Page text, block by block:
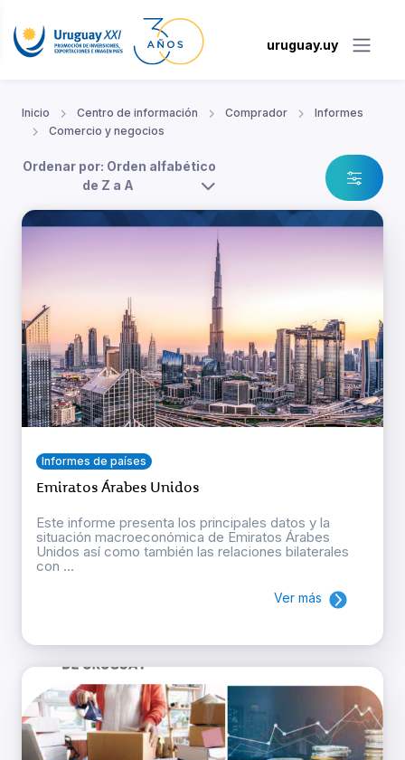
uruguay.uy
Inicio Centro de información Comprador
Informes
Comercio y negocios
Ordenar por: Orden alfabético
de Z a A
Informes de países
Emiratos Árabes Unidos
Este informe presenta los principales datos y la
situación macroeconómica de Emiratos Árabes
Unidos así como también las relaciones bilaterales
con ...
Ver más